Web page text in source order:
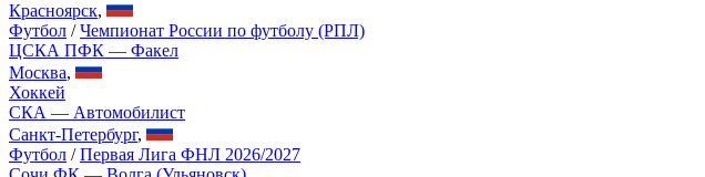
Красноярск,
Футбол /Чемпионат России по футболу (РПЛ)
ЦСКА ПФК — Факел
Москва,
Хоккей
СКА — Автомобилист
Санкт-Петербург,
Футбол /Первая Лига ФНЛ 2026/2027